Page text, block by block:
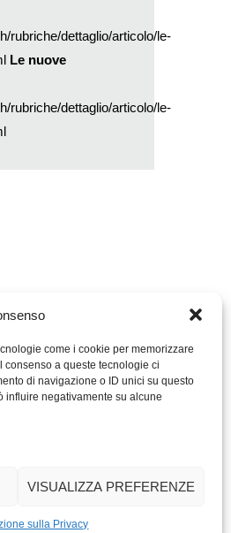
come i cookie per memorizzare
a queste tecnologie ci
di navigazione o ID unici su questo
influire negativamente su alcune
VISUALIZZA PREFERENZE
sulla Privacy
rubriche/dettaglio/articolo/le-
Le nuove
rubriche/dettaglio/articolo/le-